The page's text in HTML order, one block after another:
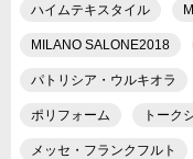
ハイムテキスタイル
MILANO SALONE2018
パトリシア・ウルキオラ
ポリフォーム トーク
メッセ・フランクフルト